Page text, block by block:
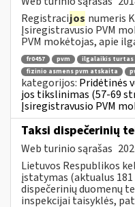
Registracijos numeris
Įsiregistravusio PVM
PVM mokėtojas, apie
fr0457 pvm ilgalaikis turtas
fizinio asmens pvm atskaita
kategorijos: Pridėtinės
jos tikslinimas (57-69
Įsiregistravusio PVM
Taksi dispečerinių
Web turinio sąrašas
Lietuvos Respublikos
įstatymas (aktualus
dispečerinių duomenų
inspekcijai taisyklės,